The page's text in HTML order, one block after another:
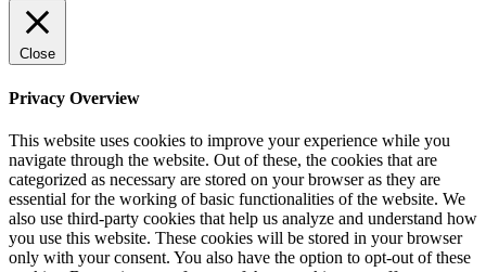
Close
Privacy Overview
This website uses cookies to improve your experience while you
navigate through the website. Out of these, the cookies that are
categorized as necessary are stored on your browser as they are
essential for the working of basic functionalities of the website. We
also use third-party cookies that help us analyze and understand how
you use this website. These cookies will be stored in your browser
only with your consent. You also have the option to opt-out of these